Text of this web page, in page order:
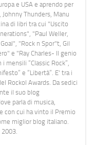
e USA e aprendo per
Thunders, Manu
di libri tra cui "Uscito
"Paul Weller,
"Rock n Spor"t, Gil
e "Ray Charles- Il genio
mensili “Classic Rock”,
e “Libertà”. E' tra i
Rockol Awards. Da sedici
il suo blog
parla di musica,
con cui ha vinto il Premio
miglior blog italiano.
2003.